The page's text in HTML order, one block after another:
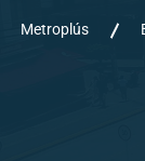
Metroplús